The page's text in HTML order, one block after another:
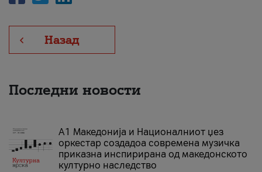
Назад
Последни новости
А1 Македонија и Националниот џез
оркестар создадоа современа музичка
приказна инспирирана од македонското
културно наследство